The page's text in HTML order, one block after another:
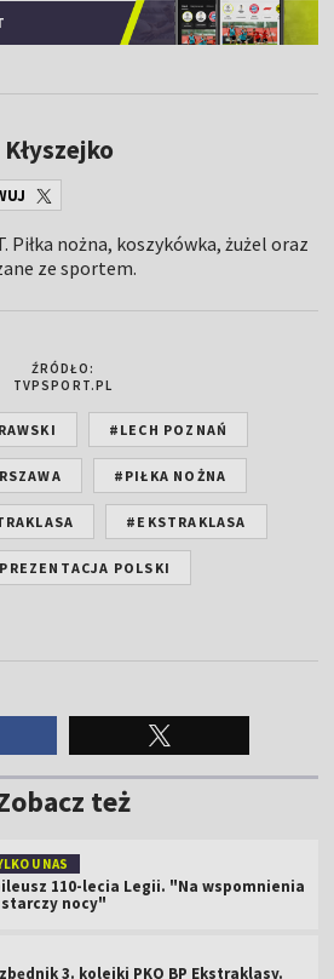
Piłka nożna, koszykówka, żużel oraz
ze sportem.
ŹRÓDŁO:
TVPSPORT.PL
#LECH POZNAŃ
#PIŁKA NOŻNA
#EKSTRAKLASA
POLSKI
też
U NAS
110-lecia Legii. "Na wspomnienia
nocy"
3. kolejki PKO BP Ekstraklasy.